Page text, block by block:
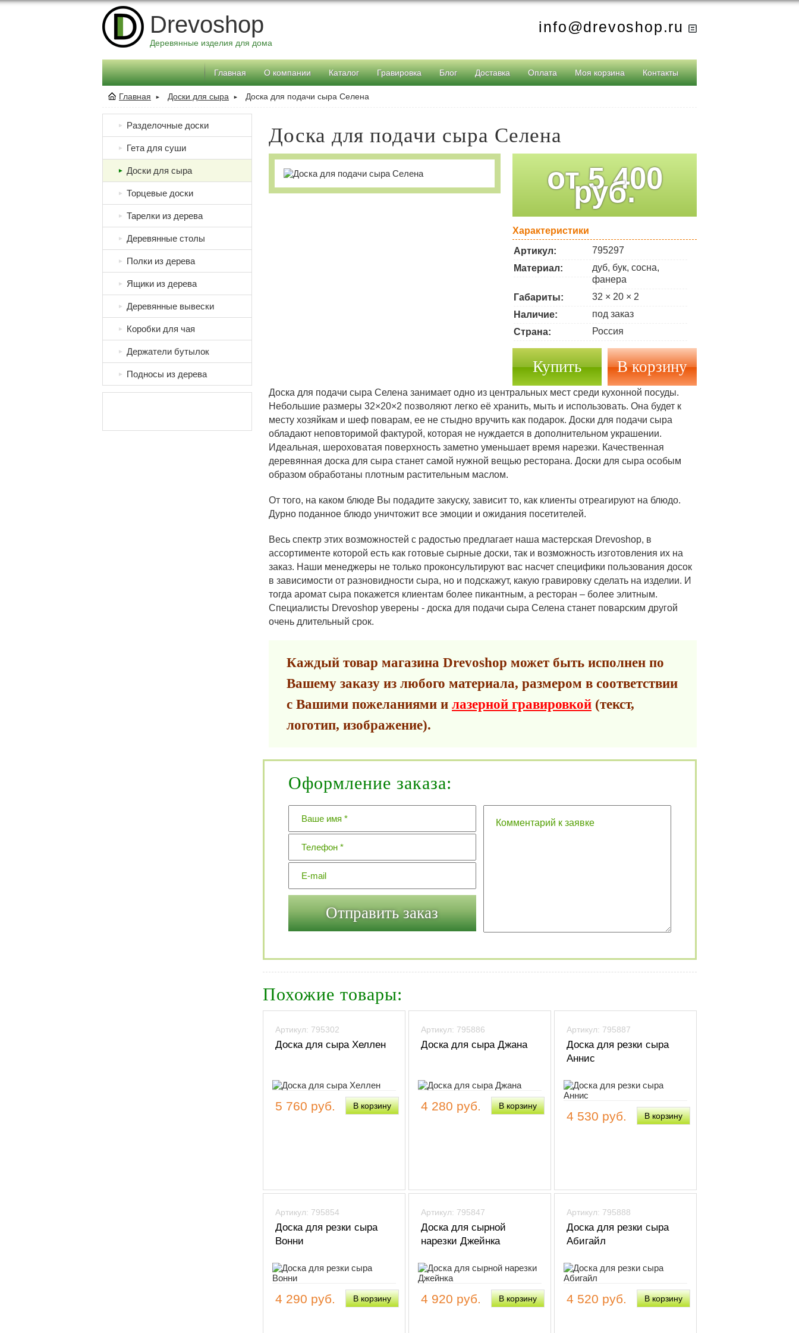
Drevoshop
Деревянные изделия для дома
info@drevoshop.ru
Главная О компании Каталог Гравировка Блог Доставка Оплата Моя корзина Контакты
Главная ► Доски для сыра ► Доска для подачи сыра Селена
► Разделочные доски
► Гета для суши
► Доски для сыра
► Торцевые доски
► Тарелки из дерева
► Деревянные столы
► Полки из дерева
► Ящики из дерева
► Деревянные вывески
► Коробки для чая
► Держатели бутылок
► Подносы из дерева
Доска для подачи сыра Селена
от5 400
руб.
Характеристики
Артикул:
795297
Материал:
дуб, бук, сосна,
фанера
Габариты:
32 × 20 × 2
Наличие:
под заказ
Страна:
Россия
Купить
Доска для подачи сыра Селена занимает одно из центральных мест среди кухонной посуды.
Небольшие размеры 32×20×2 позволяют легко её хранить, мыть и использовать. Она будет к
месту хозяйкам и шеф поварам, ее не стыдно вручить как подарок. Доски для подачи сыра
обладают неповторимой фактурой, которая не нуждается в дополнительном украшении.
Идеальная, шероховатая поверхность заметно уменьшает время нарезки. Качественная
деревянная доска для сыра станет самой нужной вещью ресторана. Доски для сыра особым
образом обработаны плотным растительным маслом.
От того, на каком блюде Вы подадите закуску, зависит то, как клиенты отреагируют на блюдо.
Дурно поданное блюдо уничтожит все эмоции и ожидания посетителей.
Весь спектр этих возможностей с радостью предлагает наша мастерская Drevoshop, в
ассортименте которой есть как готовые сырные доски, так и возможность изготовления их на
заказ. Наши менеджеры не только проконсультируют вас насчет специфики пользования досок
в зависимости от разновидности сыра, но и подскажут, какую гравировку сделать на изделии. И
тогда аромат сыра покажется клиентам более пикантным, а ресторан – более элитным.
Специалисты Drevoshop уверены - доска для подачи сыра Селена станет поварским другой
очень длительный срок.
Каждый товар магазина Drevoshop может быть исполнен по
Вашему заказу из любого материала, размером в соответствии
с Вашими пожеланиями и лазерной гравировкой (текст,
логотип, изображение).
Оформление заказа:
Похожие товары:
Артикул: 795302
Доска для сыра Хеллен
5 760 руб.
Артикул: 795886
Доска для сыра Джана
4 280 руб.
Артикул: 795887
Доска для резки сыра
Аннис
4 530 руб.
Артикул: 795854
Доска для резки сыра
Вонни
4 290 руб.
Артикул: 795847
Доска для сырной
нарезки Джейнка
4 920 руб.
Артикул: 795888
Доска для резки сыра
Абигайл
4 520 руб.